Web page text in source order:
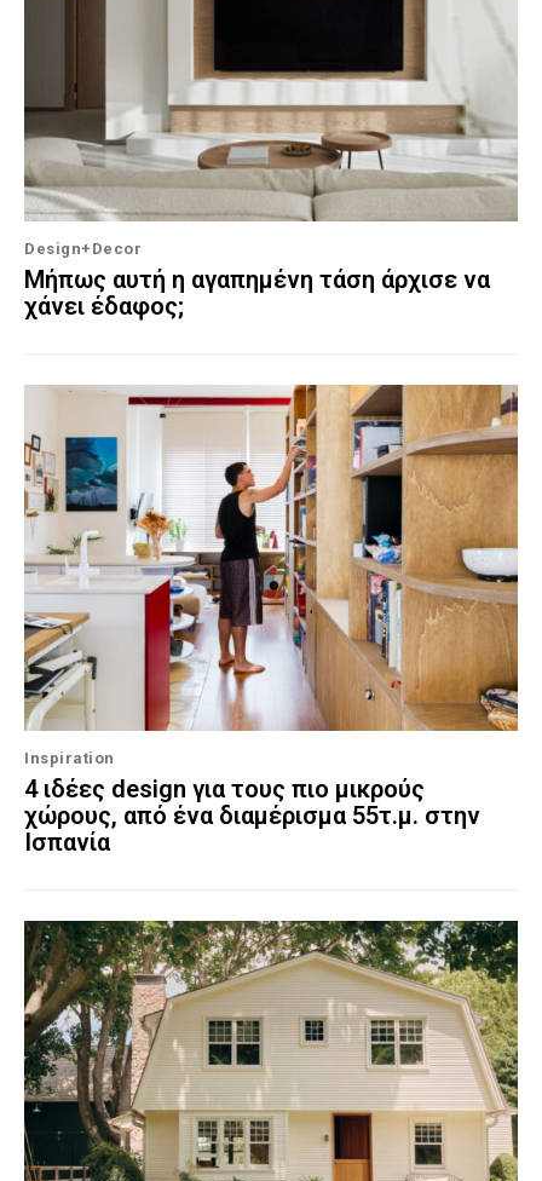
Design+Decor
Μήπως αυτή η αγαπημένη τάση άρχισε να
χάνει έδαφος;
Inspiration
4 ιδέες design για τους πιο μικρούς
χώρους, από ένα διαμέρισμα 55τ.μ. στην
Ισπανία